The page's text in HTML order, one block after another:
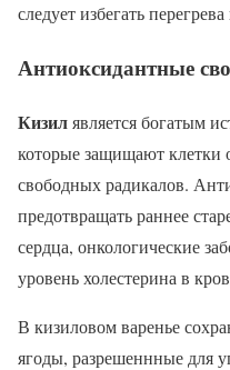
следует избегать
Антиоксидантные
Кизилявляется богатым
которые защищают клетки
свободных радикалов.
предотвращать раннее
сердца, онкологические
уровень холестерина в
В кизиловом варенье
ягоды, разрешеннные для